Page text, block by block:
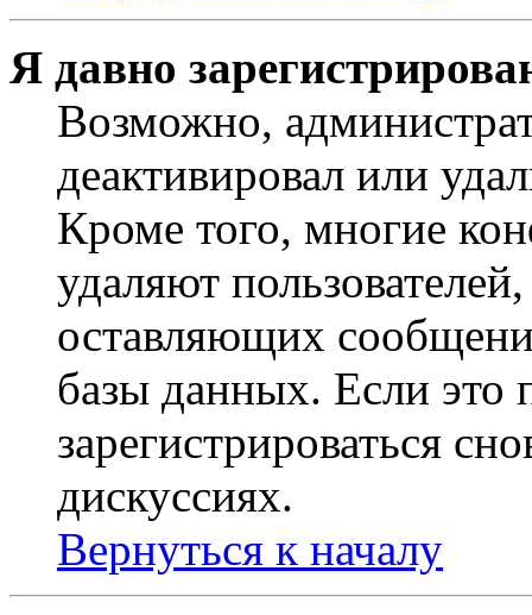
Я давно
Возможно,
деактивировал или
Кроме того, многие
удаляют
оставляющих
базы данных. Если это
зарегистрироваться
дискуссиях.
Вернуться к началу